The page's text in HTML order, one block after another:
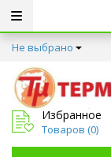
Не выбрано
Избранное
Товаров (0)